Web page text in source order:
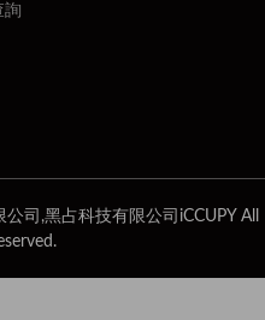
詢
司,黑占科技有限公司iCCUPY All